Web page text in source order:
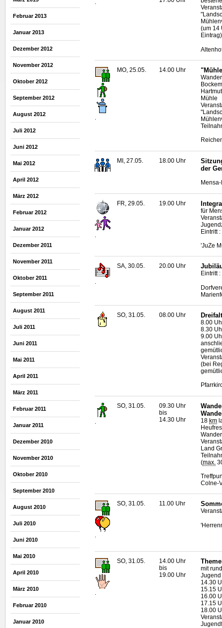
Februar 2013
Januar 2013
Dezember 2012
November 2012
Oktober 2012
September 2012
August 2012
Juli 2012
Juni 2012
Mai 2012
April 2012
März 2012
Februar 2012
Januar 2012
Dezember 2011
November 2011
Oktober 2011
September 2011
August 2011
Juli 2011
Juni 2011
Mai 2011
April 2011
März 2011
Februar 2011
Januar 2011
Dezember 2010
November 2010
Oktober 2010
September 2010
August 2010
Juli 2010
Juni 2010
Mai 2010
April 2010
März 2010
Februar 2010
Januar 2010
.
(um 14
Eintrag)
.
MO, 25.05. 14.00 Uhr
Mühle
MI, 27.05. 18.00 Uhr
der
FR, 29.05. 19.00 Uhr
für
Eintritt
'JuZe
.
SA, 30.05. 20.00 Uhr
Eintritt
SO, 31.05. 08.00 Uhr
8.00
8.30
9.00
(bei
.
SO, 31.05.
09.30 Uhr
bis
14.30 Uhr
18 km
Land
(max.
Colne-
.
SO, 31.05. 11.00 Uhr
SO, 31.05.
14.00 Uhr
bis
19.00 Uhr
mit
14.30
15.15
16.00
17.15
18.00